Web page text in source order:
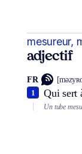
mesureur,
adjectif
FR
Qui sert
1
Un tube